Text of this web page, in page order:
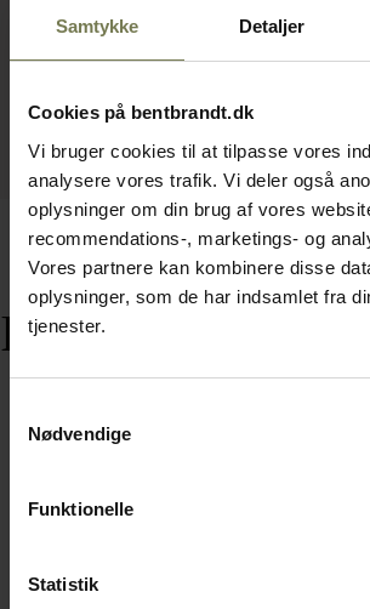
Samtykke Detaljer
Cookies på bentbrandt.dk
Vi bruger cookies til at tilpasse vores
analysere vores trafik. Vi deler også
oplysninger om din brug af vores
recommendations-, marketings- og
Vores partnere kan kombinere disse
oplysninger, som de har indsamlet fra
tjenester.
Nødvendige
Funktionelle
Statistik
Relaterede varer